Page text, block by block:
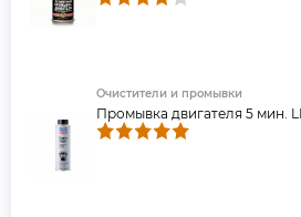
Очистители и промывки
Промывка двигателя 5 мин.